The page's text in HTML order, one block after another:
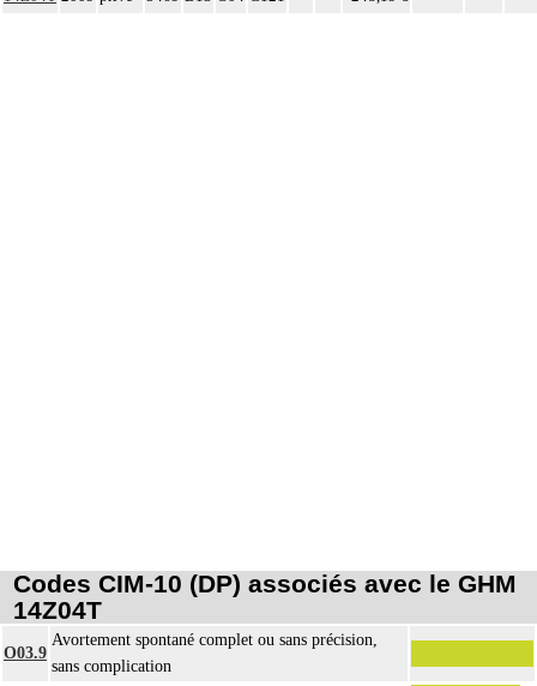
Codes CIM-10 (DP) associés avec le GHM
14Z04T
O03.9
Avortement spontané complet ou sans précision,
sans complication